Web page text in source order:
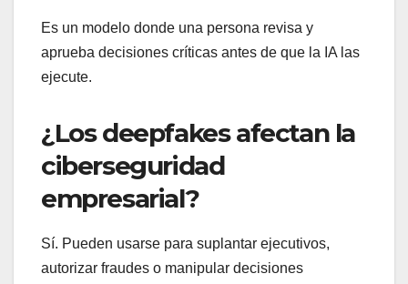
Es un modelo donde una persona revisa y
aprueba decisiones críticas antes de que la IA las
ejecute.
¿Los deepfakes afectan la
ciberseguridad
empresarial?
Sí. Pueden usarse para suplantar ejecutivos,
autorizar fraudes o manipular decisiones